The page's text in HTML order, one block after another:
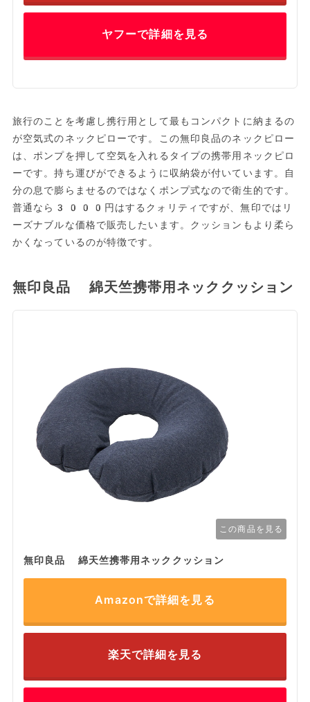
ヤフーで詳細を見る
旅行のことを考慮し携行用として最もコンパクトに納まるの
が空気式のネックピローです。この無印良品のネックピロー
は、ポンプを押して空気を入れるタイプの携帯用ネックピロ
ーです。持ち運びができるように収納袋が付いています。自
分の息で膨らませるのではなくポンプ式なので衛生的です。
普通なら3000円はするクォリティですが、無印ではリ
ーズナブルな価格で販売したいます。クッションもより柔ら
かくなっているのが特徴です。
無印良品 綿天竺携帯用ネッククッション
この商品を見る
無印良品 綿天竺携帯用ネッククッション
Amazonで詳細を見る
楽天で詳細を見る